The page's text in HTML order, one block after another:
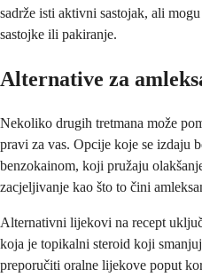
sadrže isti aktivni sastojak, ali
sastojke ili pakiranje.
Alternative za
Nekoliko drugih tretmana može
pravi za vas. Opcije koje se izdaju
benzokainom, koji pružaju
zacjeljivanje kao što to čini
Alternativni lijekovi na recept
koja je topikalni steroid koji
preporučiti oralne lijekove poput